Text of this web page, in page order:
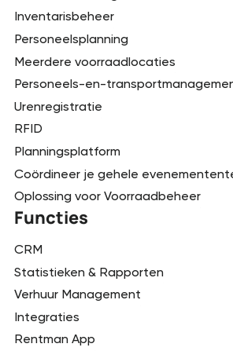
Inventarisbeheer
Personeelsplanning
Meerdere voorraadlocaties
Personeels-en-
Urenregistratie
RFID
Planningsplatform
Coördineer je gehele
Oplossing voor Voorraadbeheer
Functies
CRM
Statistieken & Rapporten
Verhuur Management
Integraties
Rentman App